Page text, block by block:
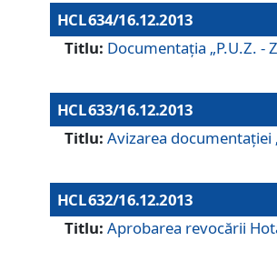
HCL 634/16.12.2013
Titlu: Documentaţia „P.U.Z. -
HCL 633/16.12.2013
Titlu: Avizarea documentaţiei
HCL 632/16.12.2013
Titlu: Aprobarea revocării